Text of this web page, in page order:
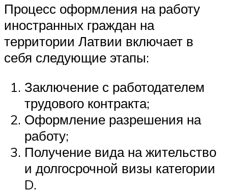
Процесс оформления на работу
иностранных граждан на
территории Латвии включает в
себя следующие этапы:
Заключение с работодателем
трудового контракта;
Оформление разрешения на
работу;
Получение вида на жительство
и долгосрочной визы категории
D.